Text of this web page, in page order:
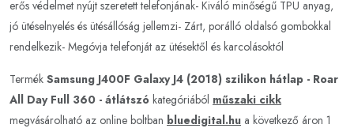
erős védelmet nyújt szeretett telefonjának- Kiváló minőségű TPU anyag,
jó ütéselnyelés és ütésállóság jellemzi- Zárt, porálló oldalsó gombokkal
rendelkezik- Megóvja telefonját az ütésektől és karcolásoktól
Termék Samsung J400F Galaxy J4 (2018) szilikon hátlap - Roar
All Day Full 360 - átlátszó kategóriából műszaki cikk
megvásárolható az online boltban bluedigital.hu a következő áron 1